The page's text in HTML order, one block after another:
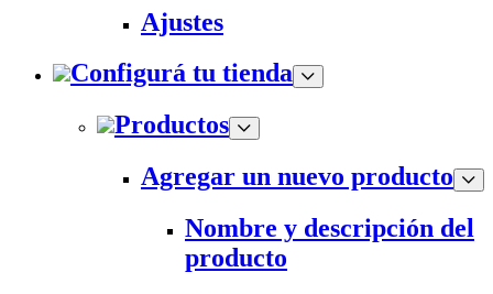
Ajustes
Configurá tu tienda
Productos
Agregar un nuevo producto
Nombre y descripción del
producto